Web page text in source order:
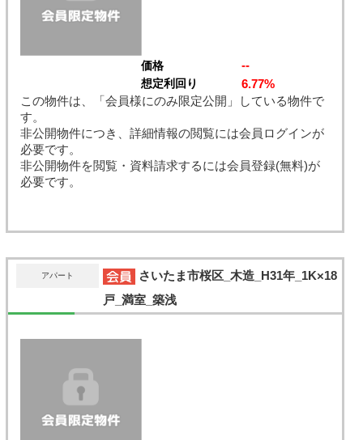
価格 --
想定利回り
6.77%
この物件は、「会員様にのみ限定公開」している物件で
す。
非公開物件につき、詳細情報の閲覧には会員ログインが
必要です。
非公開物件を閲覧・資料請求するには会員登録(無料)が
必要です。
アパート
さいたま市桜区_木造_H31年_1K×18
戸_満室_築浅